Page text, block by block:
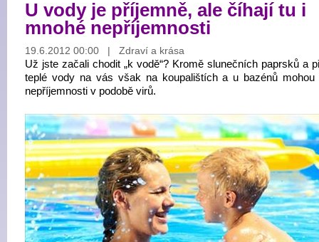
U vody je příjemně, ale číhají tu i
mnohé nepříjemnosti
19.6.2012 00:00 | Zdraví a krása
Už jste začali chodit „k vodě“? Kromě slunečních paprsků a
teplé vody na vás však na koupalištích a u bazénů mohou
nepříjemnosti v podobě virů.